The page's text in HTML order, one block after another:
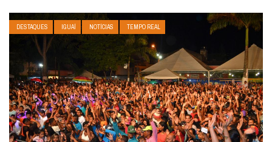
DESTAQUES IGUAÍ NOTÍCIAS TEMPO REAL